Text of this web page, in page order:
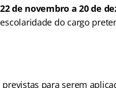
22 de novembro a 20 de
do cargo
para serem